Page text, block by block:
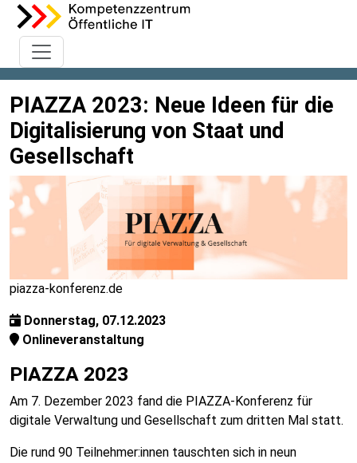
PIAZZA 2023: Neue Ideen für die
Digitalisierung von Staat und
Gesellschaft
piazza-konferenz.de
Donnerstag, 07.12.2023
Onlineveranstaltung
PIAZZA 2023
Am 7. Dezember 2023 fand die PIAZZA-Konferenz für
digitale Verwaltung und Gesellschaft zum dritten Mal statt.
Die rund 90 Teilnehmer:innen tauschten sich in neun